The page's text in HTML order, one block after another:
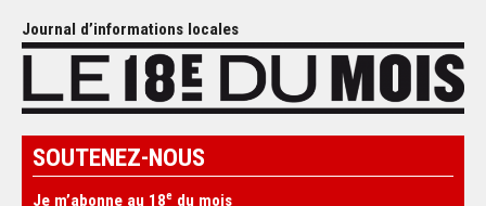
Journal d’informations locales
SOUTENEZ-NOUS
Je m’abonne au 18e du mois